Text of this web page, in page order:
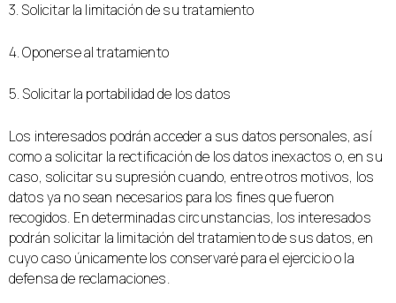
3. Solicitar la limitación de su tratamiento
4. Oponerse al tratamiento
5. Solicitar la portabilidad de los datos
Los interesados podrán acceder a sus datos personales, así
como a solicitar la rectificación de los datos inexactos o, en su
caso, solicitar su supresión cuando, entre otros motivos, los
datos ya no sean necesarios para los fines que fueron
recogidos. En determinadas circunstancias, los interesados
podrán solicitar la limitación del tratamiento de sus datos, en
cuyo caso únicamente los conservaré para el ejercicio o la
defensa de reclamaciones.